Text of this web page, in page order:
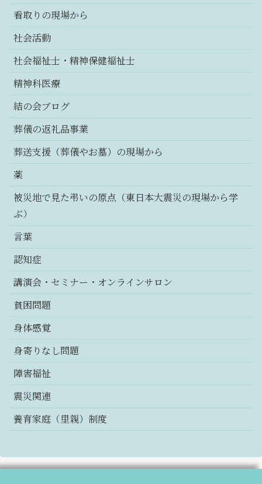
看取りの現場から
社会活動
社会福祉士・精神保健福祉士
精神科医療
結の会ブログ
葬儀の返礼品事業
葬送支援（葬儀やお墓）の現場から
薬
被災地で見た弔いの原点（東日本大震災の現場から学
ぶ）
言葉
認知症
講演会・セミナー・オンラインサロン
貧困問題
身体感覚
身寄りなし問題
障害福祉
震災関連
養育家庭（里親）制度